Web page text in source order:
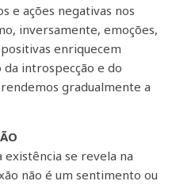
e ações negativas nos
inversamente, emoções,
enriquecem
da introspecção e do
gradualmente a
existência se revela na
não é um sentimento ou